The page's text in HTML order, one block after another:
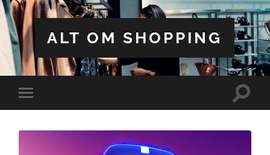
ALT OM SHOPPING
Toggle
mobile
Toggle